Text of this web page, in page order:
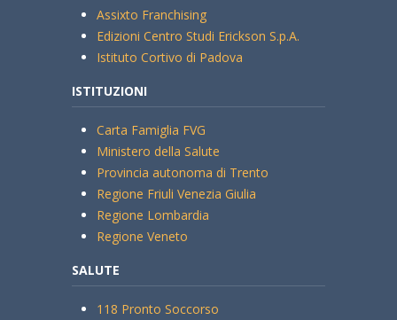
Assixto Franchising
Edizioni Centro Studi Erickson S.p.A.
Istituto Cortivo di Padova
ISTITUZIONI
Carta Famiglia FVG
Ministero della Salute
Provincia autonoma di Trento
Regione Friuli Venezia Giulia
Regione Lombardia
Regione Veneto
SALUTE
118 Pronto Soccorso